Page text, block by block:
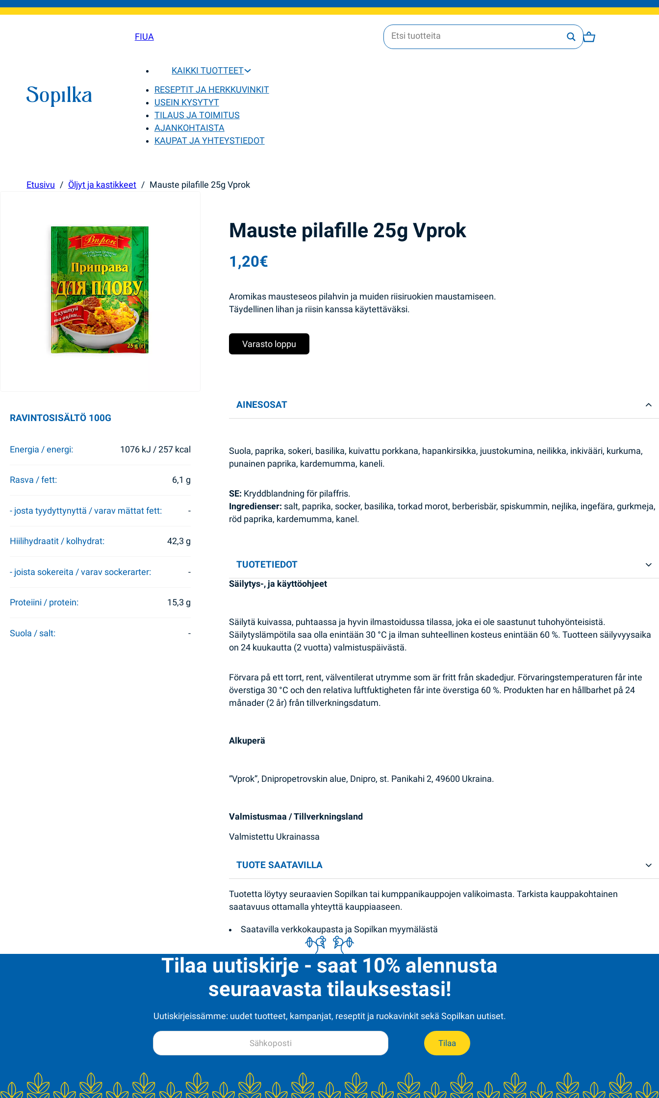
FIUA
KAIKKI TUOTTEET
RESEPTIT JA HERKKUVINKIT
USEIN KYSYTYT
TILAUS JA TOIMITUS
AJANKOHTAISTA
KAUPAT JA YHTEYSTIEDOT
Etusivu / Öljyt ja kastikkeet / Mauste pilafille 25g Vprok
Mauste pilafille 25g Vprok
1,20€
Aromikas mausteseos pilahvin ja muiden riisiruokien maustamiseen.
Täydellinen lihan ja riisin kanssa käytettäväksi.
Varasto loppu
RAVINTOSISÄLTÖ 100G
Energia / energi: 1076 kJ / 257 kcal
Rasva / fett: 6,1 g
- josta tyydyttynyttä / varav mättat fett: -
Hiilihydraatit / kolhydrat: 42,3 g
- joista sokereita / varav sockerarter: -
Proteiini / protein: 15,3 g
Suola / salt: -
AINESOSAT
Suola, paprika, sokeri, basilika, kuivattu porkkana, hapankirsikka, juustokumina, neilikka, inkivääri, kurkuma,
punainen paprika, kardemumma, kaneli.
SE: Kryddblandning för pilaffris.
Ingredienser: salt, paprika, socker, basilika, torkad morot, berberisbär, spiskummin, nejlika, ingefära, gurkmeja,
röd paprika, kardemumma, kanel.
TUOTETIEDOT
Säilytys-, ja käyttöohjeet
Säilytä kuivassa, puhtaassa ja hyvin ilmastoidussa tilassa, joka ei ole saastunut tuhohyönteisistä.
Säilytyslämpötila saa olla enintään 30 °C ja ilman suhteellinen kosteus enintään 60 %. Tuotteen säilyvyysaika
on 24 kuukautta (2 vuotta) valmistuspäivästä.
Förvara på ett torrt, rent, välventilerat utrymme som är fritt från skadedjur. Förvaringstemperaturen får inte
överstiga 30 °C och den relativa luftfuktigheten får inte överstiga 60 %. Produkten har en hållbarhet på 24
månader (2 år) från tillverkningsdatum.
Alkuperä
“Vprok”, Dnipropetrovskin alue, Dnipro, st. Panikahi 2, 49600 Ukraina.
Valmistusmaa / Tillverkningsland
Valmistettu Ukrainassa
TUOTE SAATAVILLA
Tuotetta löytyy seuraavien Sopilkan tai kumppanikauppojen valikoimasta. Tarkista kauppakohtainen
saatavuus ottamalla yhteyttä kauppiaaseen.
Saatavilla verkkokaupasta ja Sopilkan myymälästä
Tilaa uutiskirje - saat 10% alennusta
seuraavasta tilauksestasi!
Uutiskirjeissämme: uudet tuotteet, kampanjat, reseptit ja ruokavinkit sekä Sopilkan uutiset.
Tilaa